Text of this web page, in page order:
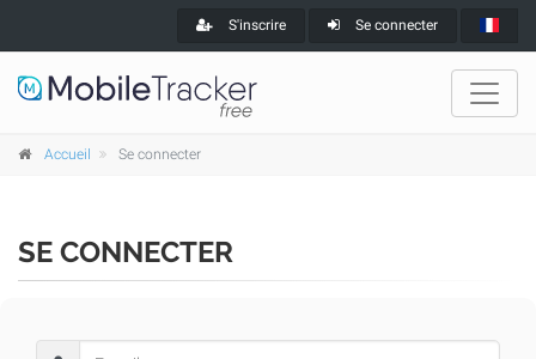
S'inscrire Se connecter
Accueil Se connecter
SE CONNECTER